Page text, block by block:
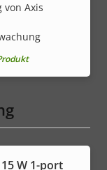
von Axis
W 1-port